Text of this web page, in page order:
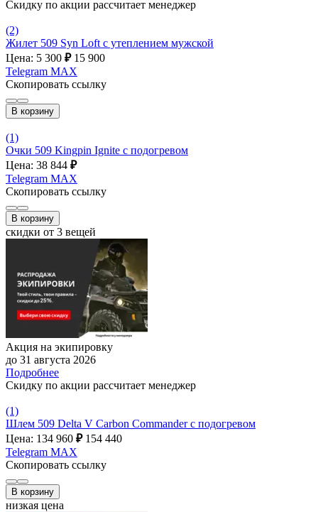
Скидку по акции рассчитает менеджер
(2)
Жилет 509 Syn Loft с утеплением мужской
Цена: 5 300 ₽ 15 900
Telegram MAX
Скопировать ссылку
В корзину
(1)
Очки 509 Kingpin Ignite с подогревом
Цена: 38 844 ₽
Telegram MAX
Скопировать ссылку
В корзину
скидки от 3 вещей
Акция на экипировку
до 31 августа 2026
Подробнее
Скидку по акции рассчитает менеджер
(1)
Шлем 509 Delta V Carbon Commander с подогревом
Цена: 134 960 ₽ 154 440
Telegram MAX
Скопировать ссылку
В корзину
низкая цена